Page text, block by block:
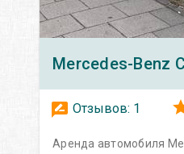
Mercedes-Benz
Отзывов: 1
Аренда автомобиля